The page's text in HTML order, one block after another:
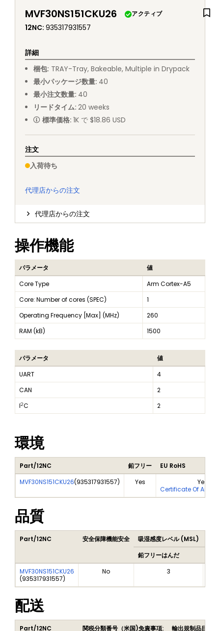
MVF30NS151CKU26 アクティブ
12NC: 935317931557
詳細
梱包: TRAY-Tray, Bakeable, Multiple in Drypack
最小パッケージ数量: 40
最小注文数量: 40
リードタイム: 20 weeks
標準価格: 1K で $18.86 USD
注文
入荷待ち
代理店からの注文
代理店からの注文
操作機能
パラメータ
値
Core Type
Arm Cortex-A5
Core: Number of cores (SPEC)
1
Operating Frequency [Max] (MHz)
260
RAM (kB)
1500
パラメータ
値
UART
4
CAN
2
I2C 2
環境
Part/12NC 鉛フリー
EU RoHS
MVF30NS151CKU26(935317931557) Yes
Yes
Certificate Of
品質
Part/12NC 安全保障機能安全 吸湿感度レベル (MSL)
鉛フリーはんだ
MVF30NS151CKU26
(935317931557)
No 3
配送
Part/12NC 関税分類番号（米国)免責事項:
輸出規制品目番